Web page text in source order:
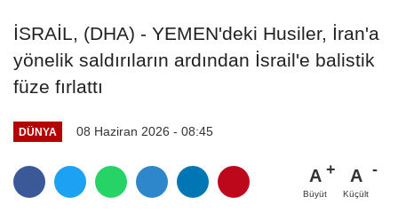
İSRAİL, (DHA) - YEMEN'deki Husiler, İran'a
yönelik saldırıların ardından İsrail'e balistik
füze fırlattı
DÜNYA 08 Haziran 2026 - 08:45
A
Büyüt
A
Küçült